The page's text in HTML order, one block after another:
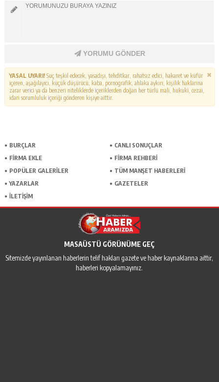
YORUMU GÖNDER
YASAL UYARI!Suç teşkil edecek, yasadışı, tehditkar, rahatsız edici, hakaret ve küfür
içeren, aşağılayıcı, küçük düşürücü, kaba, pornografik, ahlaka aykırı, kişilik haklarına
zarar verici ya da benzeri niteliklerde içeriklerden doğan her türlü mali, hukuki, cezai,
idari sorumluluk içeriği gönderen kişiye aittir.
BURÇLAR
CANLI SONUÇLAR
FİRMA EKLE
FİRMA REHBERİ
POPÜLER GALERİLER
TÜM MANŞET HABERLERİ
YAZARLAR
GAZETELER
İLETİŞİM
MASAÜSTÜ GÖRÜNÜME GEÇ
Sitemizde yayınlanan haberlerin telif hakları gazete ve haber kaynaklarına aittir,
haberleri kopyalamayınız.